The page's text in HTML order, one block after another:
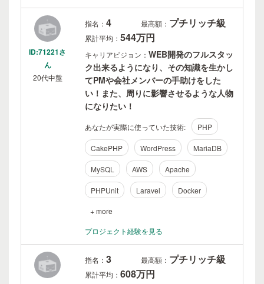
ID:71221さ
ん
20代中盤
指名： 4 最高額： プチリッチ級
累計平均： 544万円
キャリアビジョン： WEB開発のフルスタッ
ク出来るようになり、その知識を生かし
てPMや会社メンバーの手助けをした
い！また、周りに影響させるような人物
になりたい！
あなたが実際に使っていた技術: PHP
CakePHP WordPress MariaDB
MySQL AWS Apache
PHPUnit Laravel Docker
+ more
プロジェクト経験を見る
指名： 3 最高額： プチリッチ級
累計平均： 608万円